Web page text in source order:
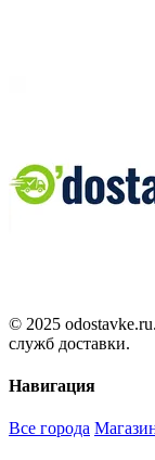
© 2025
служб доставки.
Навигация
Все города